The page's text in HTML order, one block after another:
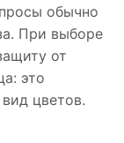
обычно
При выборе
от
это
цветов.